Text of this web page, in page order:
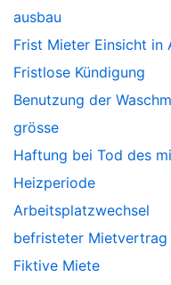
ausbau
Frist Mieter Einsicht in
Fristlose Kündigung
Benutzung der
grösse
Haftung bei Tod des
Heizperiode
Arbeitsplatzwechsel
befristeter Mietvertrag
Fiktive Miete